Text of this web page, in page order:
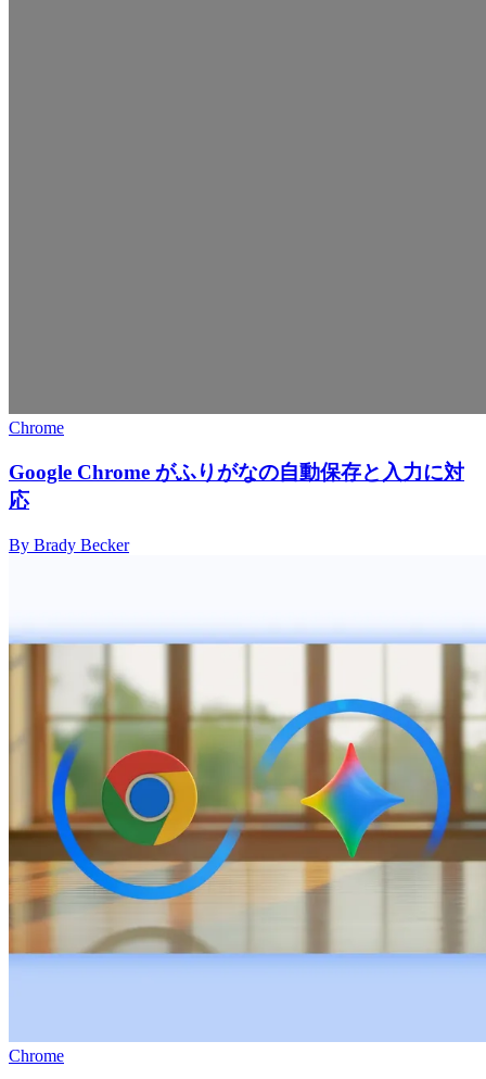
Chrome
Google Chrome がふりがなの自動保存と入力に対
応
By Brady Becker
Chrome